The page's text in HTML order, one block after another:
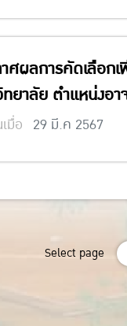
ศผลการคัดเลือก
ยาลัย ตำแหน่งอา
มื่อ 29 มี.ค 2567
Select page